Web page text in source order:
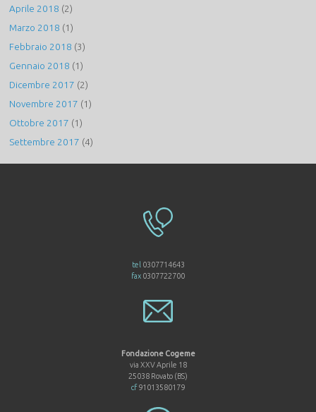
Aprile 2018 (2)
Marzo 2018 (1)
Febbraio 2018 (3)
Gennaio 2018 (1)
Dicembre 2017 (2)
Novembre 2017 (1)
Ottobre 2017 (1)
Settembre 2017 (4)
tel 0307714643
fax 0307722700
Fondazione Cogeme
via XXV Aprile 18
25038 Rovato (BS)
cf91013580179